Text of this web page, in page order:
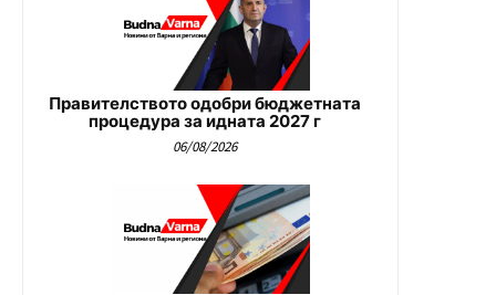
Правителството одобри бюджетната
процедура за идната 2027 г
06/08/2026